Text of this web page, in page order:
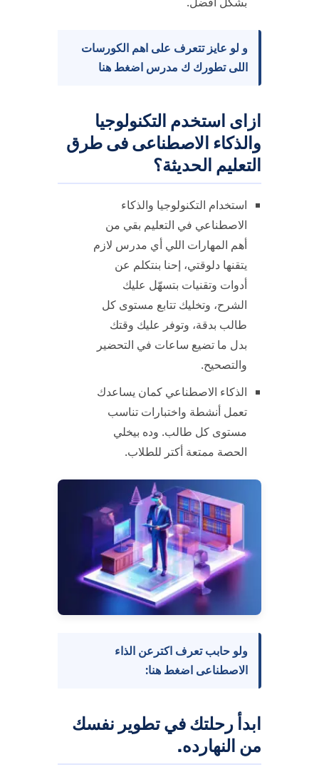
و لو عايز تتعرف على اهم الكورسات
اللى تطورك ك مدرس اضغط هنا
ازاى استخدم التكنولوجيا
والذكاء الاصطناعى فى طرق
التعليم الحديثة؟
استخدام التكنولوجيا والذكاء
الاصطناعي في التعليم بقي من
أهم المهارات اللي أي مدرس لازم
يتقنها دلوقتي، إحنا بنتكلم عن
أدوات وتقنيات بتسهّل عليك
الشرح، وتخليك تتابع مستوى كل
طالب بدقة، وتوفر عليك وقتك
بدل ما تضيع ساعات في التحضير
والتصحيح.
الذكاء الاصطناعي كمان يساعدك
تعمل أنشطة واختبارات تناسب
مستوى كل طالب. وده بيخلي
الحصة ممتعة أكتر للطلاب.
ولو حابب تعرف اكترعن الذاء
الاصطناعى اضغط هنا:
ابدأ رحلتك في تطوير نفسك
من النهارده.